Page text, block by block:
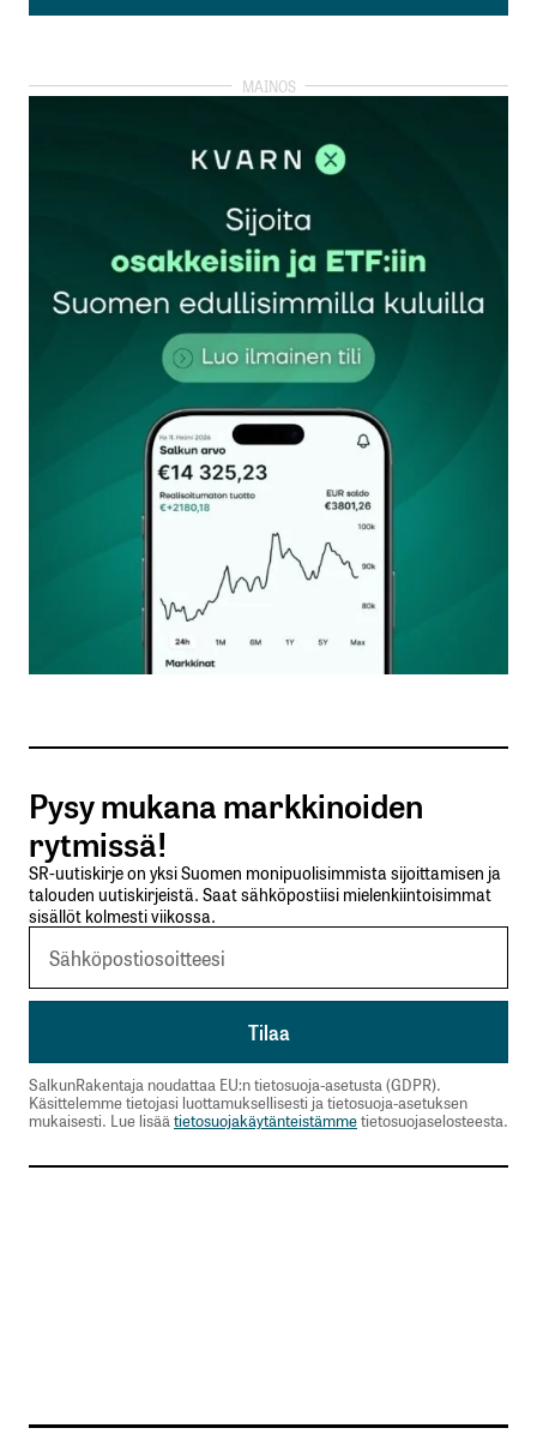
Lisää kommentti
kirjautua
rekisteröityä
Sähköpostiosoitettasi ei julkaista.Pakolliset
kentät on merkitty*
Kommentti*
Nimesi tai nimimerkkisi
Sähköpostiosoitteesi
Tilaa SalkunRakentajan uutiskirje
Lähetä kommentti
Pysy mukana markkinoiden
rytmissä!
SR-uutiskirje on yksi Suomen monipuolisimmista sijoittamisen ja
talouden uutiskirjeistä. Saat sähköpostiisi mielenkiintoisimmat
sisällöt kolmesti viikossa.
SalkunRakentaja noudattaa EU:n tietosuoja-asetusta (GDPR).
Käsittelemme tietojasi luottamuksellisesti ja tietosuoja-asetuksen
mukaisesti. Lue lisää tietosuojakäytänteistämmetietosuojaselosteesta.